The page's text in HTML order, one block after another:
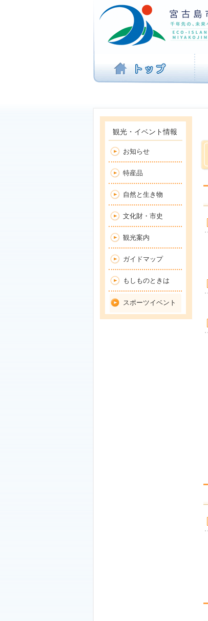
ビ
を
観光・イベント情報
お知らせ
特産品
自然と生き物
文化財・市史
観光案内
ガイドマップ
もしものときは
スポーツイベント